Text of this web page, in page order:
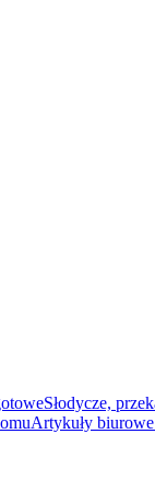
Słodycze,
Artykuły